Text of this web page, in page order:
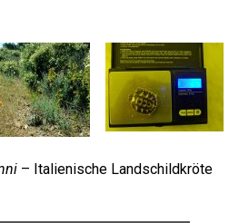
– Italienische Landschildkröte